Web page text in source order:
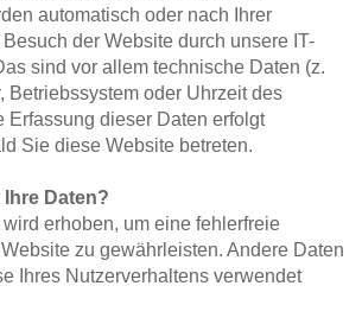
automatisch oder nach Ihrer
der Website durch unsere IT-
sind vor allem technische Daten (z.
Betriebssystem oder Uhrzeit des
Erfassung dieser Daten erfolgt
Sie diese Website betreten.
Daten?
erhoben, um eine fehlerfreie
zu gewährleisten. Andere Daten
Ihres Nutzerverhaltens verwendet